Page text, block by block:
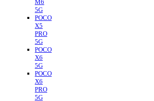
M6
5G
POCO
X5
PRO
5G
POCO
X6
5G
POCO
X6
PRO
5G